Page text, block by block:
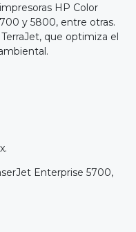
HP Color
y 5800, entre otras.
que optimiza el
Enterprise 5700,